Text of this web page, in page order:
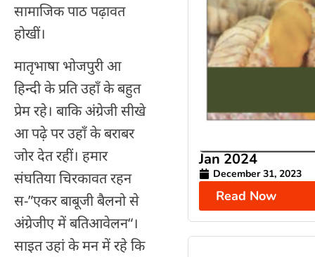
सामाजिक पाठ पढ़ावत
होखीं।
मातृभाषा भोजपुरी आ
हिन्दी के प्रति उहाँ के बहुत
प्रेम रहे। बाकि अंग्रेजी सीखे
आ पढ़े पर उहाँ के बराबर
जोर देत रहीं। हमार
संघतिया चिरकावत रहन
स-”एकर बाबूजी बैलनो से
अंग्रेजीए में बतिआवेलन“।
साइत उहां के मन में रहे कि
Jan 2024
December 31, 2023
Read Now